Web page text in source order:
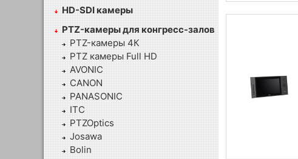
HD-SDI камеры
PTZ-камеры для конгресс-залов
PTZ-камеры 4К
PTZ камеры Full HD
AVONIC
CANON
PANASONIC
ITC
PTZOptics
Josawa
Bolin